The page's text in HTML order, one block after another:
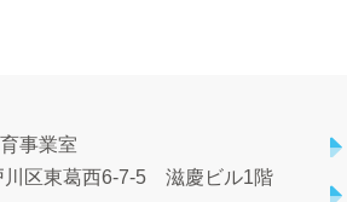
事業室
川区東葛西6-7-5 滋慶ビル1階